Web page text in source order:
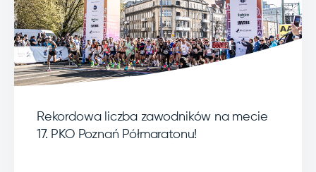
Rekordowa liczba zawodników na mecie
17. PKO Poznań Półmaratonu!